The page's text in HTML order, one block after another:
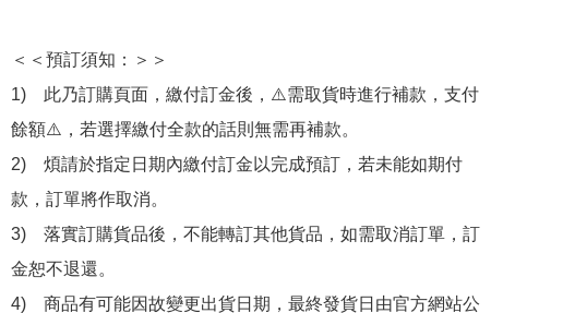
＜＜預訂須知：＞＞
1)　此乃訂購頁面，繳付訂金後，⚠️需取貨時進行補款，支付
餘額⚠️，若選擇繳付全款的話則無需再補款。
2)　煩請於指定日期內繳付訂金以完成預訂，若未能如期付
款，訂單將作取消。
3)　落實訂購貨品後，不能轉訂其他貨品，如需取消訂單，訂
金恕不退還。
4)　商品有可能因故變更出貨日期，最終發貨日由官方網站公